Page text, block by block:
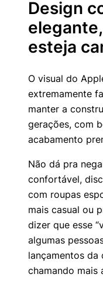
Design
esteja
O visual do
extremamente
manter a
gerações, com
acabamento
Não dá pra
confortável,
com roupas
mais casual ou
dizer que esse
algumas
lançamentos da
chamando mais